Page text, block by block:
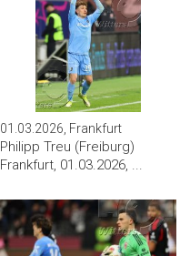
01.03.2026, Frankfurt
Philipp Treu (Freiburg)
Frankfurt, 01.03.2026, ...